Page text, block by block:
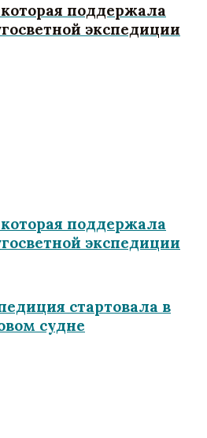
поддержала
экспедиции
поддержала
экспедиции
стартовала в
судне